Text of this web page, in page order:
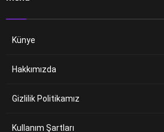
Künye
Hakkımızda
Gizlilik Politikamız
Kullanım Şartları